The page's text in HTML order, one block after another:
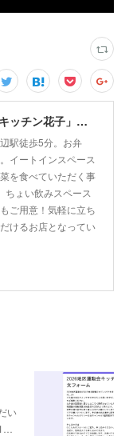
茨木市のお弁当やさん「キッチン花子」ちょい飲みスペース「サウス」
駅徒歩5分。お弁
イートインスペース
を食べていただく事
ちょい飲みスペース
ご用意！気軽に立ち
けるお店となってい
い